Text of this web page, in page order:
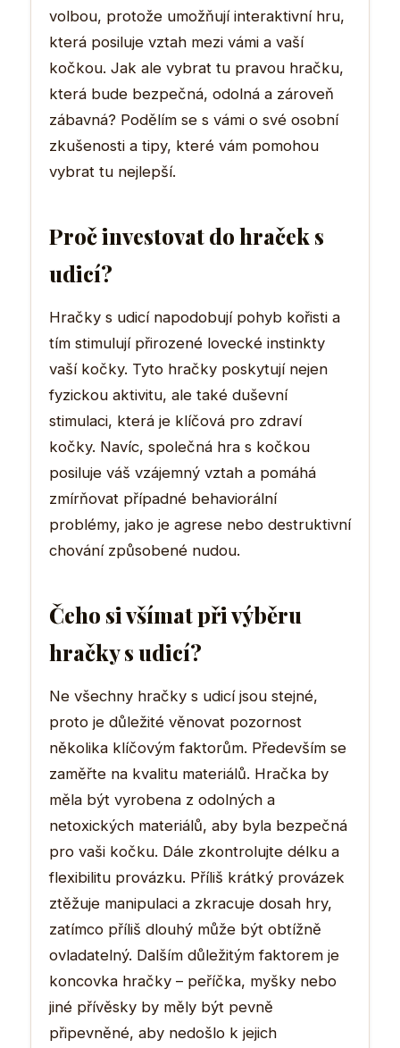
volbou, protože umožňují interaktivní hru,
která posiluje vztah mezi vámi a vaší
kočkou. Jak ale vybrat tu pravou hračku,
která bude bezpečná, odolná a zároveň
zábavná? Podělím se s vámi o své osobní
zkušenosti a tipy, které vám pomohou
vybrat tu nejlepší.
Proč investovat do hraček s
udicí?
Hračky s udicí napodobují pohyb kořisti a
tím stimulují přirozené lovecké instinkty
vaší kočky. Tyto hračky poskytují nejen
fyzickou aktivitu, ale také duševní
stimulaci, která je klíčová pro zdraví
kočky. Navíc, společná hra s kočkou
posiluje váš vzájemný vztah a pomáhá
zmírňovat případné behaviorální
problémy, jako je agrese nebo destruktivní
chování způsobené nudou.
Čeho si všímat při výběru
hračky s udicí?
Ne všechny hračky s udicí jsou stejné,
proto je důležité věnovat pozornost
několika klíčovým faktorům. Především se
zaměřte na kvalitu materiálů. Hračka by
měla být vyrobena z odolných a
netoxických materiálů, aby byla bezpečná
pro vaši kočku. Dále zkontrolujte délku a
flexibilitu provázku. Příliš krátký provázek
ztěžuje manipulaci a zkracuje dosah hry,
zatímco příliš dlouhý může být obtížně
ovladatelný. Dalším důležitým faktorem je
koncovka hračky – peříčka, myšky nebo
jiné přívěsky by měly být pevně
připevněné, aby nedošlo k jejich